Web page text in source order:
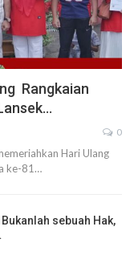
Rangkaian
0
Hari Ulang
ke-81…
sebuah Hak,